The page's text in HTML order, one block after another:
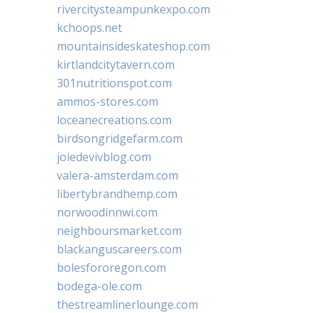
rivercitysteampunkexpo.com
kchoops.net
mountainsideskateshop.com
kirtlandcitytavern.com
301nutritionspot.com
ammos-stores.com
loceanecreations.com
birdsongridgefarm.com
joiedevivblog.com
valera-amsterdam.com
libertybrandhemp.com
norwoodinnwi.com
neighboursmarket.com
blackanguscareers.com
bolesfororegon.com
bodega-ole.com
thestreamlinerlounge.com